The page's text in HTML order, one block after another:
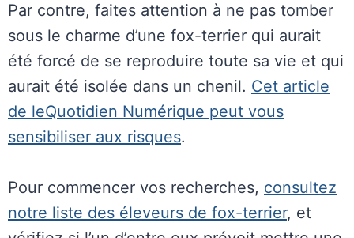
Par contre, faites attention à ne pas tomber
sous le charme d’une fox-terrier qui aurait
été forcé de se reproduire toute sa vie et qui
aurait été isolée dans un chenil. Cet article
de leQuotidien Numérique peut vous
sensibiliser aux risques.
Pour commencer vos recherches, consultez
notre liste des éleveurs de fox-terrier, et